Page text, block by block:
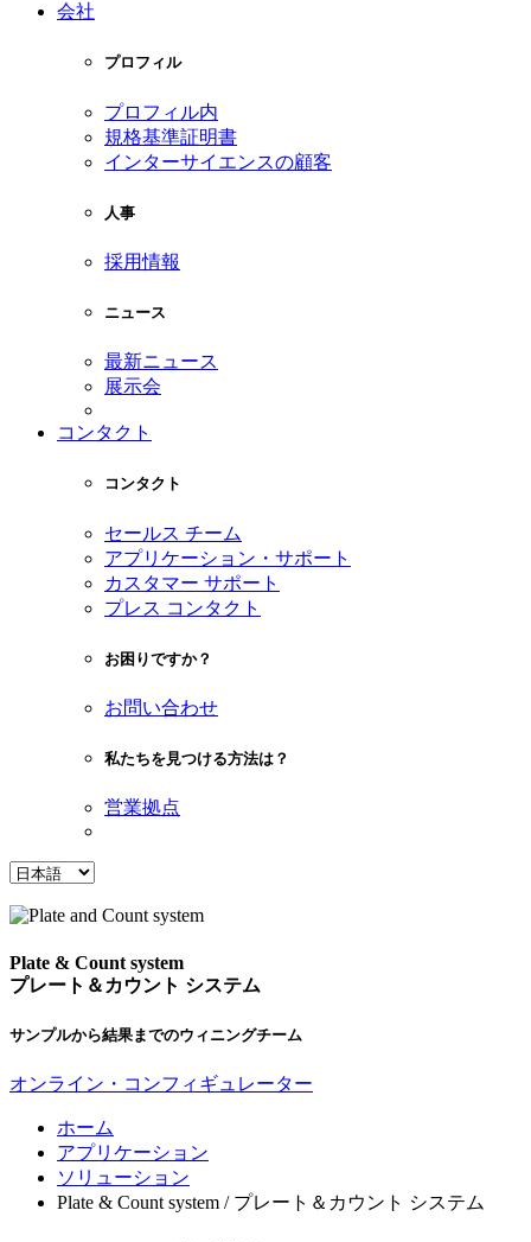
会社
プロフィル
プロフィル内
規格基準証明書
インターサイエンスの顧客
人事
採用情報
ニュース
最新ニュース
展示会
コンタクト
コンタクト
セールス チーム
アプリケーション・サポート
カスタマー サポート
プレス コンタクト
お困りですか？
お問い合わせ
私たちを見つける方法は？
営業拠点
Plate & Count system
プレート＆カウント システム
サンプルから結果までのウィニングチーム
オンライン・コンフィギュレーター
ホーム
アプリケーション
ソリューション
Plate & Count system / プレート＆カウント システム